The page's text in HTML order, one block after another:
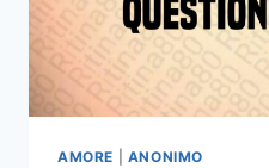
BELLO
CHE
NON
FORTUNATO
AMORE ANONIMO